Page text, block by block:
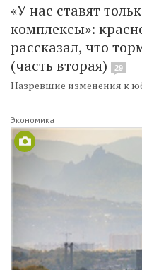
«У нас ставят
комплексы»:
рассказал, что
(часть вторая)
29
Назревшие изменения к
Экономика